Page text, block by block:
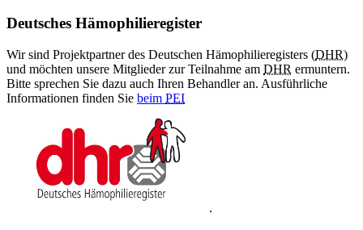
Deutsches Hämophilieregister
Wir sind Projektpartner des Deutschen Hämophilieregisters (DHR)
und möchten unsere Mitglieder zur Teilnahme am DHR ermuntern.
Bitte sprechen Sie dazu auch Ihren Behandler an. Ausführliche
Informationen finden Sie beim PEI
.